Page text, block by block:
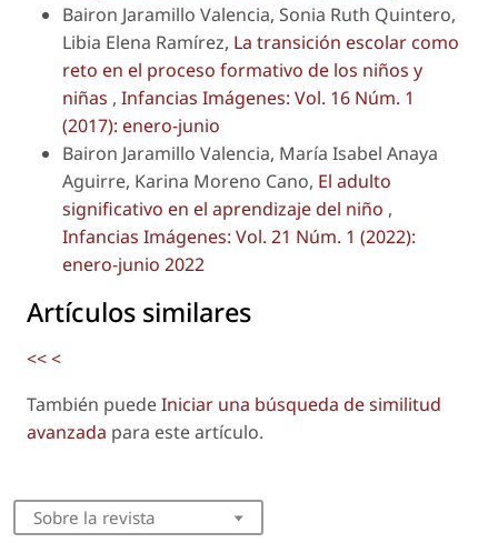
Bairon Jaramillo Valencia, Sonia Ruth Quintero,
Libia Elena Ramírez, La transición escolar como
reto en el proceso formativo de los niños y
niñas , Infancias Imágenes: Vol. 16 Núm. 1
(2017): enero-junio
Bairon Jaramillo Valencia, María Isabel Anaya
Aguirre, Karina Moreno Cano, El adulto
significativo en el aprendizaje del niño ,
Infancias Imágenes: Vol. 21 Núm. 1 (2022):
enero-junio 2022
Artículos similares
<<<
También puedeIniciar una búsqueda de similitud
avanzada para este artículo.
Sobre la revista